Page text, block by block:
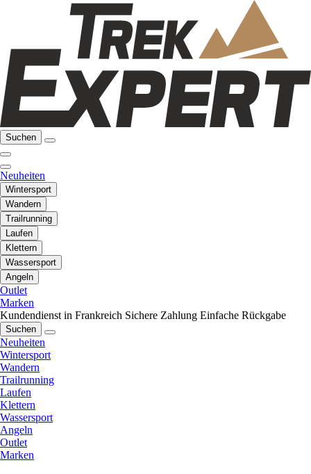
Suchen
Neuheiten
Wintersport
Wandern
Trailrunning
Laufen
Klettern
Wassersport
Angeln
Outlet
Marken
Kundendienst in Frankreich Sichere Zahlung Einfache Rückgabe
Suchen
Neuheiten
Wintersport
Wandern
Trailrunning
Laufen
Klettern
Wassersport
Angeln
Outlet
Marken